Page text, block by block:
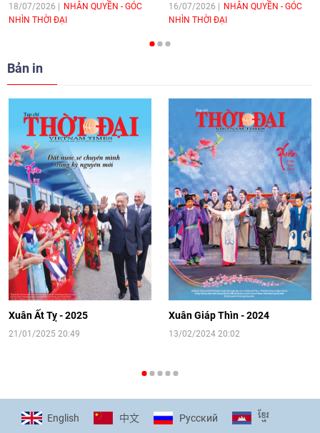
hòa bình, hữu nghị giữa các dân tộc"
cho Đại sứ Hungary tại Việt Nam
[Video] Nhân dân Việt Nam luôn trân
trọng tình cảm của nước Nga
08:02 | 13/06/2026
Video: Cơ hội giao lưu quốc tế cho học
sinh Việt Nam tại trại hè Artek
14:41|12/06/2026
[Video] Đối ngoại nhân dân Thủ đô
hướng tới kết nối hiệu quả nguồn lực
người Việt Nam ở nước ngoài
16:58|10/06/2026
phó với biến đổi khí hậu
18/07/2026
NHÂN QUYỀN - GÓC
NHÌN THỜI ĐẠI
16/07/2026
NHÂN QUYỀN - GÓC
NHÌN THỜI ĐẠI
Bản in
Xuân Ất Tỵ - 2025
21/01/2025 20:49
Xuân Giáp Thìn - 2024
13/02/2024 20:02
English 中文 Pусский ខ្មែរ